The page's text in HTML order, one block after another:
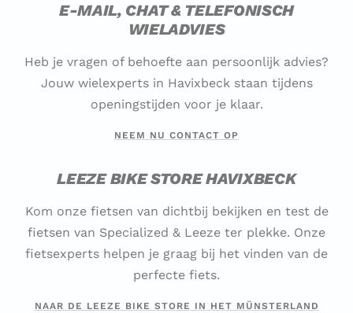
E-MAIL, CHAT & TELEFONISCH
WIELADVIES
Heb je vragen of behoefte aan persoonlijk advies?
Jouw wielexperts in Havixbeck staan tijdens
openingstijden voor je klaar.
NEEM NU CONTACT OP
LEEZE BIKE STORE HAVIXBECK
Kom onze fietsen van dichtbij bekijken en test de
fietsen van Specialized & Leeze ter plekke. Onze
fietsexperts helpen je graag bij het vinden van de
perfecte fiets.
NAAR DE LEEZE BIKE STORE IN HET MÜNSTERLAND